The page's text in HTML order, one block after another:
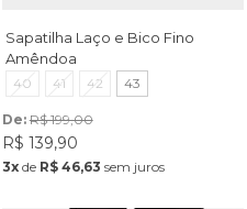
Sapatilha Laço e Bico Fino
Amêndoa
40 41 42 43
De: R$ 199,00
R$ 139,90
3xde R$ 46,63 sem juros